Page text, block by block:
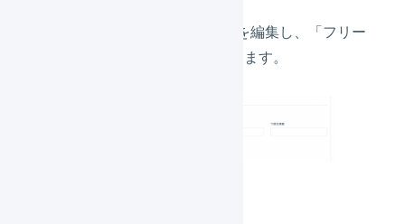
商品対応表の詳細画面から設定を編集し、「フリー
項目1」に出荷作業日数を入力します。